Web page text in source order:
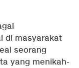
di masyarakat
seorang
yang menikah-